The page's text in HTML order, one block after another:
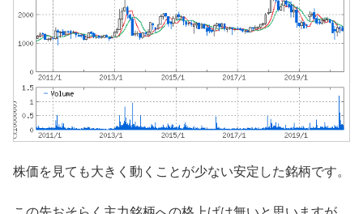
株価を見ても大きく動くことが少ない安定した銘柄です。